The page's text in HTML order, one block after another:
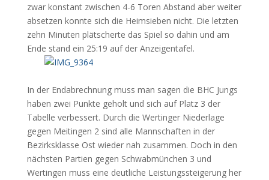
zwar konstant zwischen 4-6 Toren Abstand aber weiter
absetzen konnte sich die Heimsieben nicht. Die letzten
zehn Minuten plätscherte das Spiel so dahin und am
Ende stand ein 25:19 auf der Anzeigentafel.
In der Endabrechnung muss man sagen die BHC Jungs
haben zwei Punkte geholt und sich auf Platz 3 der
Tabelle verbessert. Durch die Wertinger Niederlage
gegen Meitingen 2 sind alle Mannschaften in der
Bezirksklasse Ost wieder nah zusammen. Doch in den
nächsten Partien gegen Schwabmünchen 3 und
Wertingen muss eine deutliche Leistungssteigerung her